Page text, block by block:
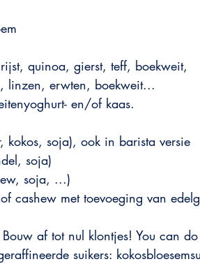
quinoa, gierst, teff, boekweit,
linzen, erwten, boekweit...
en/of kaas.
kokos, soja), ook in barista versie
soja)
soja, ...)
cashew met toevoeging van
af tot nul klontjes! You can
suikers: